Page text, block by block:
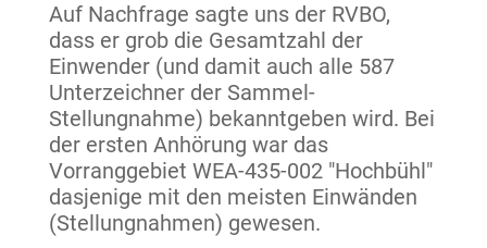
Auf Nachfrage sagte uns der RVBO,
dass er grob die Gesamtzahl der
Einwender (und damit auch alle 587
Unterzeichner der Sammel-
Stellungnahme) bekanntgeben wird. Bei
der ersten Anhörung war das
Vorranggebiet WEA-435-002 "Hochbühl"
dasjenige mit den meisten Einwänden
(Stellungnahmen) gewesen.